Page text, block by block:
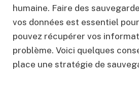
humaine. Faire des
vos données est essentiel
pouvez récupérer vos
problème. Voici quelques
place une stratégie de